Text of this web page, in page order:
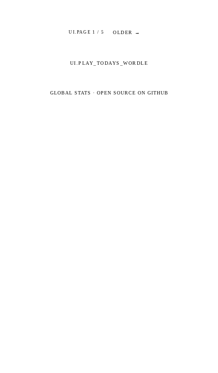
UI.PAGE 1 / 5 OLDER →
UI.PLAY_TODAYS_WORDLE
GLOBAL STATS · OPEN SOURCE ON GITHUB